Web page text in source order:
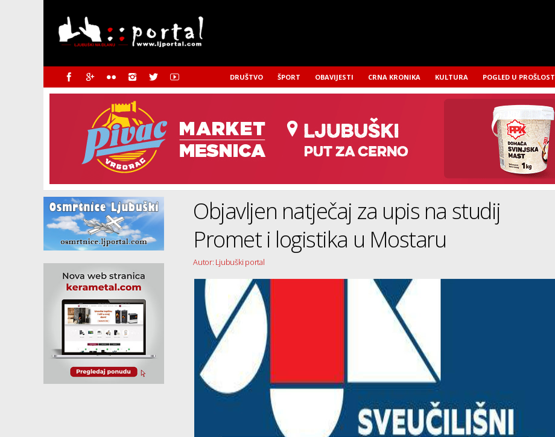
DRUŠTVO ŠPORT OBAVIJESTI CRNA KRONIKA KULTURA POGLED U PROŠLOST
Objavljen natječaj za upis na studij
Promet i logistika u Mostaru
Autor: Ljubuški portal